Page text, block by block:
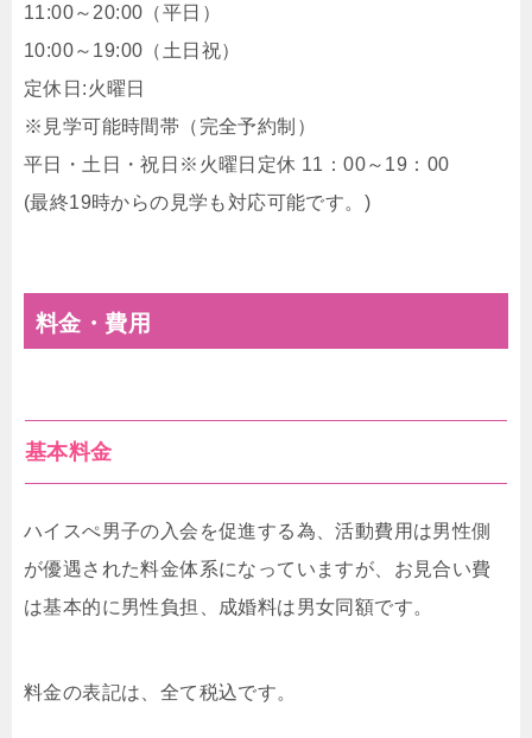
11:00～20:00（平日）
10:00～19:00（土日祝）
定休日:火曜日
※見学可能時間帯（完全予約制）
平日・土日・祝日※火曜日定休 11：00～19：00
(最終19時からの見学も対応可能です。)
料金・費用
基本料金
ハイスぺ男子の入会を促進する為、活動費用は男性側
が優遇された料金体系になっていますが、お見合い費
は基本的に男性負担、成婚料は男女同額です。
料金の表記は、全て税込です。